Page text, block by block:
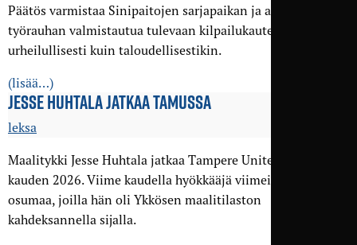
Päätös varmistaa Sinipaitojen sarjapaikan ja antaa seuralle
työrauhan valmistautua tulevaan kilpailukauteen niin
urheilullisesti kuin taloudellisestikin.
(lisää…)
JESSE HUHTALA JATKAA TAMUSSA
leksa
Maalitykki Jesse Huhtala jatkaa Tampere Unitedin riveissä
kauden 2026. Viime kaudella hyökkääjä viimeisteli 14
osumaa, joilla hän oli Ykkösen maalitilaston
kahdeksannella sijalla.